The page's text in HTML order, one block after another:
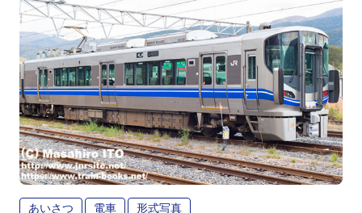
あいさつ 電車 形式写真